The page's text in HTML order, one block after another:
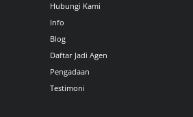
Hubungi Kami
Info
Blog
Daftar Jadi Agen
Pengadaan
Testimoni